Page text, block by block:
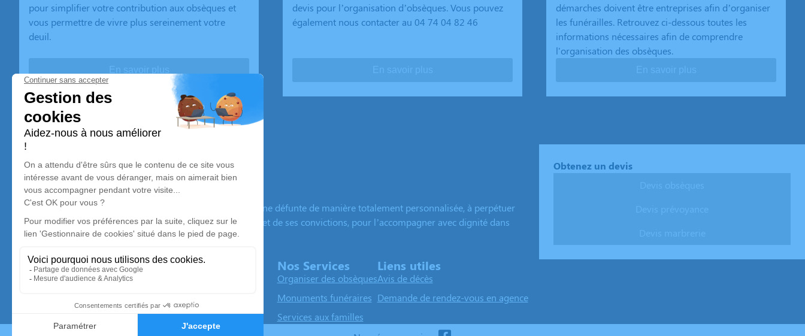
pour simplifier votre contribution aux obsèques et
vous permettre de vivre plus sereinement votre
deuil.
devis pour l’organisation d’obsèques. Vous pouvez
également nous contacter au 04 74 04 82 46
démarches doivent être entreprises afin d’organiser
les funérailles. Retrouvez ci-dessous toutes les
informations nécessaires afin de comprendre
l'organisation des obsèques.
Pompes Funèbres Dupasquier
Nos équipes vous aident à honorer la mémoire de la personne défunte de manière totalement personnalisée, à perpétuer
son souvenir dans le respect de ses volontés, de ses valeurs et de ses convictions, pour l’accompagner avec dignité dans
son dernier voyage.
Obtenez un devis
Nos Services
Organiser des obsèques
Monuments funéraires
Services aux familles
Liens utiles
Avis de décès
Demande de rendez-vous en agence